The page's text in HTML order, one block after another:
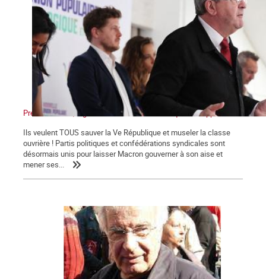
Présidentielles, législatives : Non au front unique des appareils !
Ils veulent TOUS sauver la Ve République et museler la classe
ouvrière ! Partis politiques et confédérations syndicales sont
désormais unis pour laisser Macron gouverner à son aise et
mener ses...